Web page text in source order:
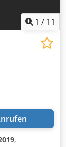
1 / 11
,